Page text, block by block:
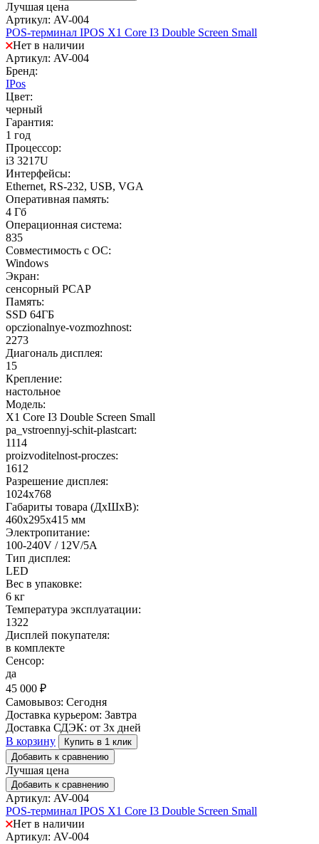
Лучшая цена
Артикул: AV-004
POS-терминал IPOS X1 Core I3 Double Screen Small
Нет в наличии
Артикул: AV-004
Бренд:
IPos
Цвет:
черный
Гарантия:
1 год
Процессор:
i3 3217U
Интерфейсы:
Ethernet, RS-232, USB, VGA
Оперативная память:
4 Гб
Операционная система:
835
Совместимость с ОС:
Windows
Экран:
сенсорный PCAP
Память:
SSD 64ГБ
opczionalnye-vozmozhnost:
2273
Диагональ дисплея:
15
Крепление:
настольное
Модель:
X1 Core I3 Double Screen Small
pa_vstroennyj-schit-plastcart:
1114
proizvoditelnost-proczes:
1612
Разрешение дисплея:
1024x768
Габариты товара (ДxШxВ):
460x295x415 мм
Электропитание:
100-240V / 12V/5A
Тип дисплея:
LED
Вес в упаковке:
6 кг
Температура эксплуатации:
1322
Дисплей покупателя:
в комплекте
Сенсор:
да
45 000 ₽
Самовывоз: Сегодня
Доставка курьером: Завтра
Доставка СДЭК: от 3х дней
В корзину
Купить в 1 клик
Добавить к сравнению
Лучшая цена
Добавить к сравнению
Артикул: AV-004
POS-терминал IPOS X1 Core I3 Double Screen Small
Нет в наличии
Артикул: AV-004